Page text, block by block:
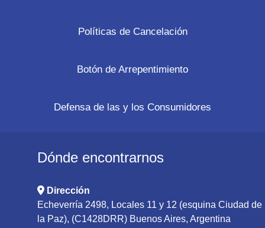
Políticas de Cancelación
Botón de Arrepentimiento
Defensa de las y los Consumidores
Dónde encontrarnos
Dirección
Echeverría 2498, Locales 11 y 12 (esquina Ciudad de
la Paz), (C1428DRR) Buenos Aires, Argentina